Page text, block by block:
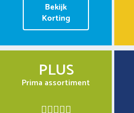
Bekijk
Korting
PLUS
Prima assortiment